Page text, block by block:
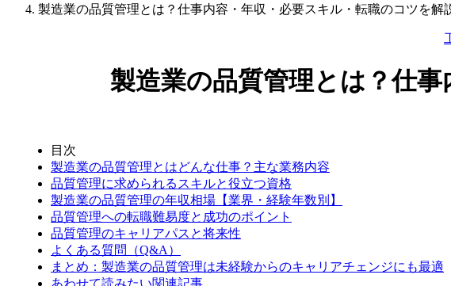
製造業の品質管理とは？仕事内容・年収・必要スキル・転職のコツを解
製造業の品質管理とは？仕
目次
製造業の品質管理とはどんな仕事？主な業務内容
品質管理に求められるスキルと役立つ資格
製造業の品質管理の年収相場【業界・経験年数別】
品質管理への転職難易度と成功のポイント
品質管理のキャリアパスと将来性
よくある質問（Q&A）
まとめ：製造業の品質管理は未経験からのキャリアチェンジにも最適